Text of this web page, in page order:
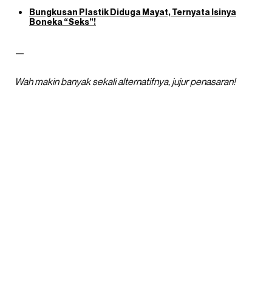
Bungkusan Plastik Diduga Mayat, Ternyata Isinya
Boneka “Seks”!
—
Wah makin banyak sekali alternatifnya, jujur penasaran!